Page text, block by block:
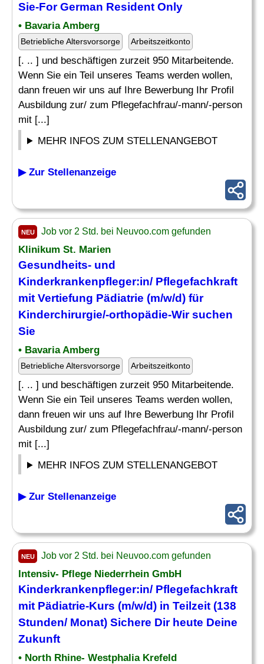
Sie-For German Resident Only
• Bavaria Amberg
Betriebliche Altersvorsorge Arbeitszeitkonto
[. .. ] und beschäftigen zurzeit 950 Mitarbeitende.
Wenn Sie ein Teil unseres Teams werden wollen,
dann freuen wir uns auf Ihre Bewerbung Ihr Profil
Ausbildung zur/ zum Pflegefachfrau/-mann/-person
mit [...]
MEHR INFOS ZUM STELLENANGEBOT
▶ Zur Stellenanzeige
NEU Job vor 2 Std. bei Neuvoo.com gefunden
Klinikum St. Marien
Gesundheits- und
Kinderkrankenpfleger:in/ Pflegefachkraft
mit Vertiefung Pädiatrie (m/w/d) für
Kinderchirurgie/-orthopädie-Wir suchen
Sie
• Bavaria Amberg
Betriebliche Altersvorsorge Arbeitszeitkonto
[. .. ] und beschäftigen zurzeit 950 Mitarbeitende.
Wenn Sie ein Teil unseres Teams werden wollen,
dann freuen wir uns auf Ihre Bewerbung Ihr Profil
Ausbildung zur/ zum Pflegefachfrau/-mann/-person
mit [...]
MEHR INFOS ZUM STELLENANGEBOT
▶ Zur Stellenanzeige
NEU Job vor 2 Std. bei Neuvoo.com gefunden
Intensiv- Pflege Niederrhein GmbH
Kinderkrankenpfleger:in/ Pflegefachkraft
mit Pädiatrie-Kurs (m/w/d) in Teilzeit (138
Stunden/ Monat) Sichere Dir heute Deine
Zukunft
• North Rhine- Westphalia Krefeld